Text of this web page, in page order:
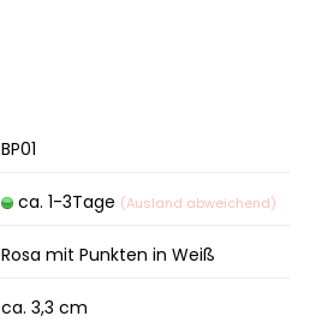
BP01
ca. 1-3Tage (Ausland abweichend)
Rosa mit Punkten in Weiß
ca. 3,3 cm